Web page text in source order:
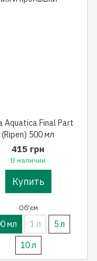
Aquatica Final Part
(Ripen) 500 мл
415 грн
В наличии
Купить
Об'єм
мл 1 л
5 л
10 л